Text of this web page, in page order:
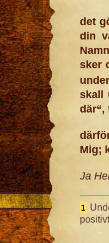
det
din
sker
skall
där“,
Mig;
Ja
1